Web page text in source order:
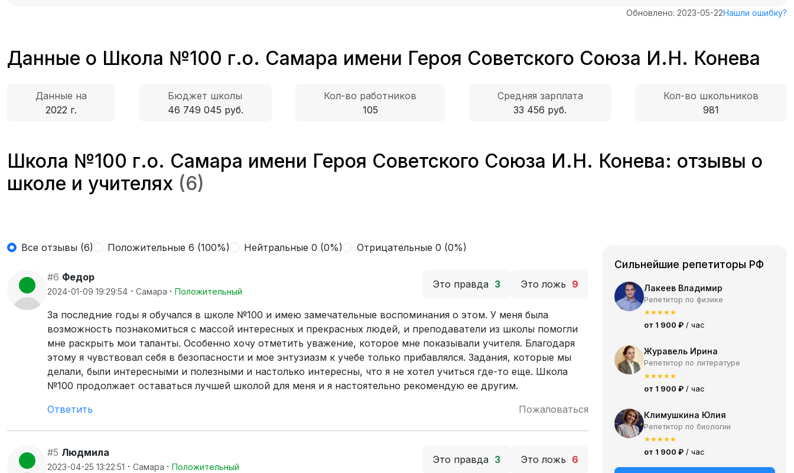
Обновлено: 2023-05-22Нашли ошибку?
Данные о Школа №100 г.о. Самара имени Героя Советского Союза И.Н. Конева
Данные на
2022 г.
Бюджет школы
46 749 045 руб.
Кол-во работников
105
Средняя зарплата
33 456 руб.
Кол-во школьников
981
Школа №100 г.о. Самара имени Героя Советского Союза И.Н. Конева: отзывы о
школе и учителях (6)
Все отзывы (6) Положительные 6 (100%) Нейтральные 0 (0%) Отрицательные 0 (0%)
#6 Федор
2024-01-09 19:29:54 · Самара · Положительный
Это правда 3 Это ложь 9
За последние годы я обучался в школе №100 и имею замечательные воспоминания о этом. У меня была
возможность познакомиться с массой интересных и прекрасных людей, и преподаватели из школы помогли
мне раскрыть мои таланты. Особенно хочу отметить уважение, которое мне показывали учителя. Благодаря
этому я чувствовал себя в безопасности и мое энтузиазм к учебе только прибавлялся. Задания, которые мы
делали, были интересными и полезными и настолько интересны, что я не хотел учиться где-то еще. Школа
№100 продолжает оставаться лучшей школой для меня и я настоятельно рекомендую ее другим.
Ответить
Пожаловаться
#5 Людмила
2023-04-25 13:22:51 · Самара · Положительный
Это правда 3 Это ложь 6
Сильнейшие репетиторы РФ
Лакеев Владимир
Репетитор по физике
★★★★★
от 1 900 ₽ / час
Журавель Ирина
Репетитор по литературе
★★★★★
от 1 900 ₽ / час
Климушкина Юлия
Репетитор по биологии
★★★★★
от 1 900 ₽ / час